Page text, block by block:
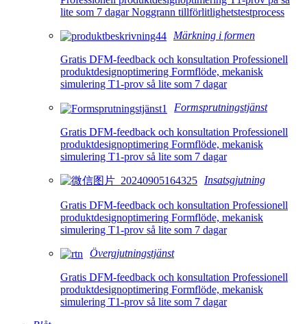
lite som 7 dagar Noggrann tillförlitlighetstestprocess
Märkning i formen
Gratis DFM-feedback och konsultation Professionell
produktdesignoptimering Formflöde, mekanisk
simulering T1-prov så lite som 7 dagar
Formsprutningstjänst
Gratis DFM-feedback och konsultation Professionell
produktdesignoptimering Formflöde, mekanisk
simulering T1-prov så lite som 7 dagar
Insatsgjutning
Gratis DFM-feedback och konsultation Professionell
produktdesignoptimering Formflöde, mekanisk
simulering T1-prov så lite som 7 dagar
Övergjutningstjänst
Gratis DFM-feedback och konsultation Professionell
produktdesignoptimering Formflöde, mekanisk
simulering T1-prov så lite som 7 dagar